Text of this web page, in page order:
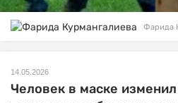
Фарида
14.05.2026
Человек в маске